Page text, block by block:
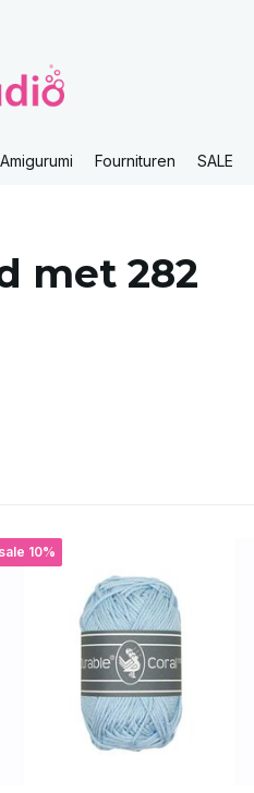
Amigurumi Fournituren SALE
met 282
sale 10%